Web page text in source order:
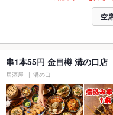
空
串1本55円 金目樽 溝の口店
居酒屋 溝の口